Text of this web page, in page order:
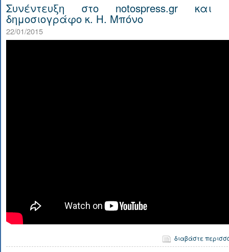
Συνέντευξη στο notospress.gr και
δημοσιογράφο κ. Η. Μπόνο
22/01/2015
διαβάστε